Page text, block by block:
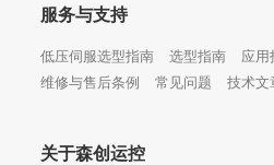
服务与支持
低压伺服选型指南 选型指南
应用
维修与售后条例
常见问题 技术文
关于森创运控